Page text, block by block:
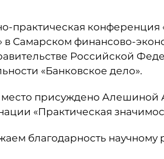
практическая конференция
в Самарском финансово-
Российской
«Банковское дело».
присуждено Алешиной
«Практическая
благодарность научному